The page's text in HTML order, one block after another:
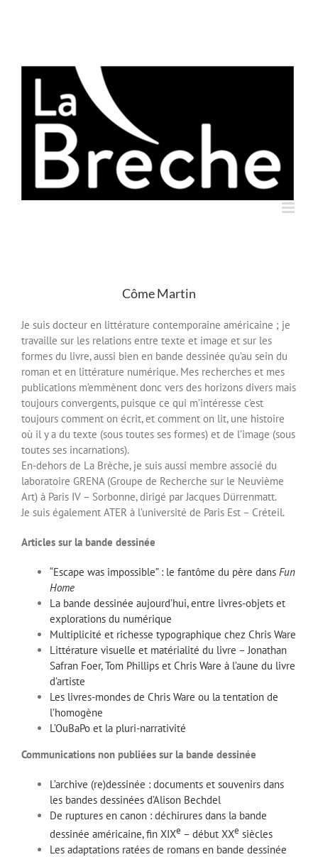
Côme Martin
Je suis docteur en littérature contemporaine américaine ; je
travaille sur les relations entre texte et image et sur les
formes du livre, aussi bien en bande dessinée qu’au sein du
roman et en littérature numérique. Mes recherches et mes
publications m’emmènent donc vers des horizons divers mais
toujours convergents, puisque ce qui m’intéresse c’est
toujours comment on écrit, et comment on lit, une histoire
où il y a du texte (sous toutes ses formes) et de l’image (sous
toutes ses incarnations).
En-dehors de La Brèche, je suis aussi membre associé du
laboratoire GRENA (Groupe de Recherche sur le Neuvième
Art) à Paris IV – Sorbonne, dirigé par Jacques Dürrenmatt.
Je suis également ATER à l’université de Paris Est – Créteil.
Articles sur la bande dessinée
“Escape was impossible” : le fantôme du père dans Fun
Home
La bande dessinée aujourd’hui, entre livres-objets et
explorations du numérique
Multiplicité et richesse typographique chez Chris Ware
Littérature visuelle et matérialité du livre – Jonathan
Safran Foer, Tom Phillips et Chris Ware à l’aune du livre
d’artiste
Les livres-mondes de Chris Ware ou la tentation de
l’homogène
L’OuBaPo et la pluri-narrativité
Communications non publiées sur la bande dessinée
L’archive (re)dessinée : documents et souvenirs dans
les bandes dessinées d’Alison Bechdel
De ruptures en canon : déchirures dans la bande
dessinée américaine, fin XIXe – début XXe siècles
Les adaptations ratées de romans en bande dessinée